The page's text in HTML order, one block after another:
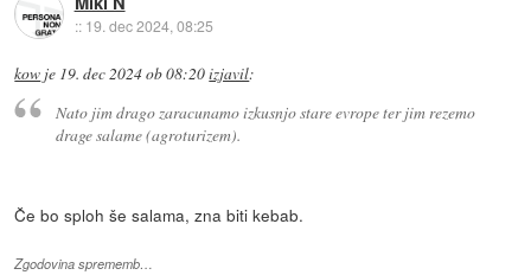
:: 19. dec 2024, 08:25
kow je 19. dec 2024 ob 08:20izjavil:
Nato jim drago zaracunamo izkusnjo stare evrope ter jim rezemo
drage salame (agroturizem).
Če bo sploh še salama, zna biti kebab.
Zgodovina sprememb…